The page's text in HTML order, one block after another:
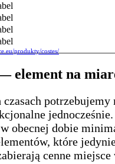
produkty/costes/
element na
czasach potrzebujemy
obecnej dobie
które
cenne miejsce